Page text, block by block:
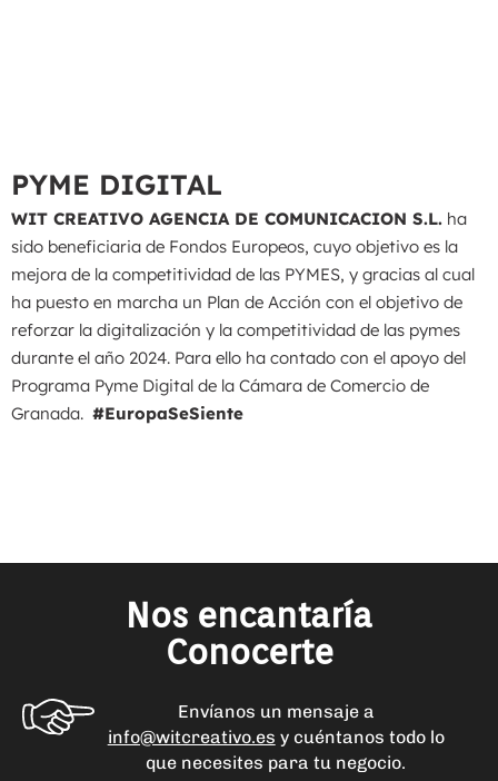
PYME DIGITAL
WIT CREATIVO AGENCIA DE COMUNICACION S.L. ha
sido beneficiaria de Fondos Europeos, cuyo objetivo es la
mejora de la competitividad de las PYMES, y gracias al cual
ha puesto en marcha un Plan de Acción con el objetivo de
reforzar la digitalización y la competitividad de las pymes
durante el año 2024. Para ello ha contado con el apoyo del
Programa Pyme Digital de la Cámara de Comercio de
Granada. #EuropaSeSiente
Nos encantaría
Conocerte
Envíanos un mensaje a
info@witcreativo.es y cuéntanos todo lo
que necesites para tu negocio.